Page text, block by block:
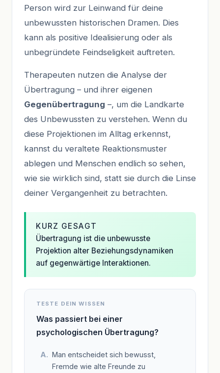
Person wird zur Leinwand für deine
unbewussten historischen Dramen. Dies
kann als positive Idealisierung oder als
unbegründete Feindseligkeit auftreten.
Therapeuten nutzen die Analyse der
Übertragung – und ihrer eigenen
Gegenübertragung –, um die Landkarte
des Unbewussten zu verstehen. Wenn du
diese Projektionen im Alltag erkennst,
kannst du veraltete Reaktionsmuster
ablegen und Menschen endlich so sehen,
wie sie wirklich sind, statt sie durch die Linse
deiner Vergangenheit zu betrachten.
KURZ GESAGT
Übertragung ist die unbewusste
Projektion alter Beziehungsdynamiken
auf gegenwärtige Interaktionen.
TESTE DEIN WISSEN
Was passiert bei einer
psychologischen Übertragung?
Man entscheidet sich bewusst,
Fremde wie alte Freunde zu